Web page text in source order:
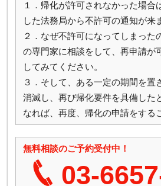
１．帰化が許可されなかった場合
した法務局から不許可の通知が来
２．なぜ不許可になってしまった
の専門家に相談をして、再申請が
してみてください。
３．そして、ある一定の期間を置
消滅し、再び帰化要件を具備した
なれば、再度、帰化の申請をする
無料相談のご予約受付中！
03-